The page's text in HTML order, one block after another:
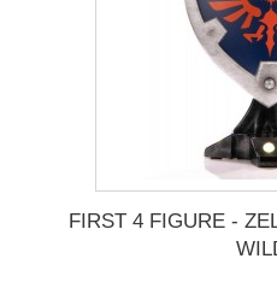
FIRST 4 FIGURE -